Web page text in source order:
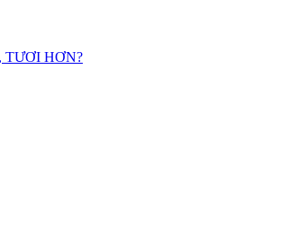
TƯƠI HƠN?